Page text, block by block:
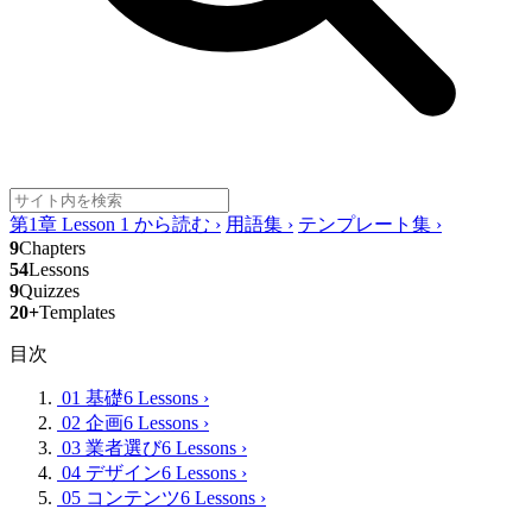
第1章 Lesson 1 から読む › 用語集 › テンプレート集 ›
9Chapters
54Lessons
9Quizzes
20+Templates
目次
01 基礎6 Lessons ›
02 企画6 Lessons ›
03 業者選び6 Lessons ›
04 デザイン6 Lessons ›
05 コンテンツ6 Lessons ›